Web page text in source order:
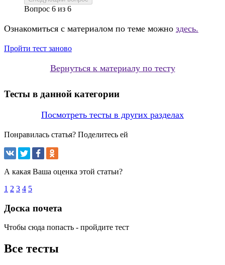
Вопрос 6 из 6
Ознакомиться с материалом по теме можно здесь.
Пройти тест заново
Вернуться к материалу по тесту
Тесты в данной категории
Посмотреть тесты в других разделах
Понравилась статья? Поделитесь ей
А какая Ваша оценка этой статьи?
1 2 3 4 5
Доска почета
Чтобы сюда попасть - пройдите тест
Все тесты